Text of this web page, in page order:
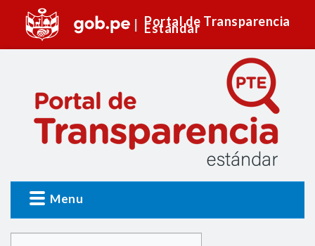
Portal de Transparencia
Estándar
Menu